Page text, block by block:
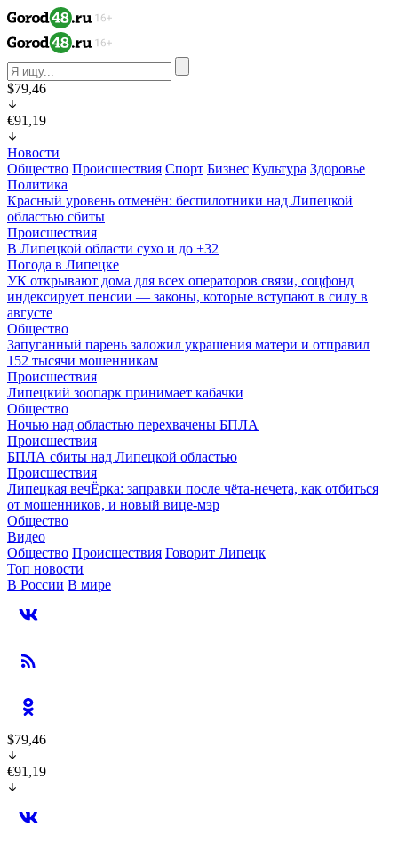
$79,46
€91,19
Новости
Общество Происшествия Спорт Бизнес Культура Здоровье
Политика
Красный уровень отменён: беспилотники над Липецкой
областью сбиты
Происшествия
В Липецкой области сухо и до +32
Погода в Липецке
УК открывают дома для всех операторов связи, соцфонд
индексирует пенсии — законы, которые вступают в силу в
августе
Общество
Запуганный парень заложил украшения матери и отправил
152 тысячи мошенникам
Происшествия
Липецкий зоопарк принимает кабачки
Общество
Ночью над областью перехвачены БПЛА
Происшествия
БПЛА сбиты над Липецкой областью
Происшествия
Липецкая вечЁрка: заправки после чёта-нечета, как отбиться
от мошенников, и новый вице-мэр
Общество
Видео
Общество Происшествия Говорит Липецк
Топ новости
В России В мире
$79,46
€91,19